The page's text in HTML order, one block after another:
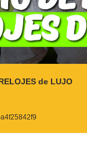
de LUJO